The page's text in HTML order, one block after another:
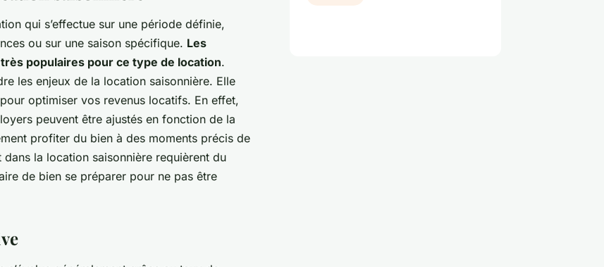
qui s’effectue sur une période définie,
ou sur une saison spécifique. Les
populaires pour ce type de location.
les enjeux de la location saisonnière. Elle
optimiser vos revenus locatifs. En effet,
peuvent être ajustés en fonction de la
profiter du bien à des moments précis de
dans la location saisonnière requièrent du
de bien se préparer pour ne pas être